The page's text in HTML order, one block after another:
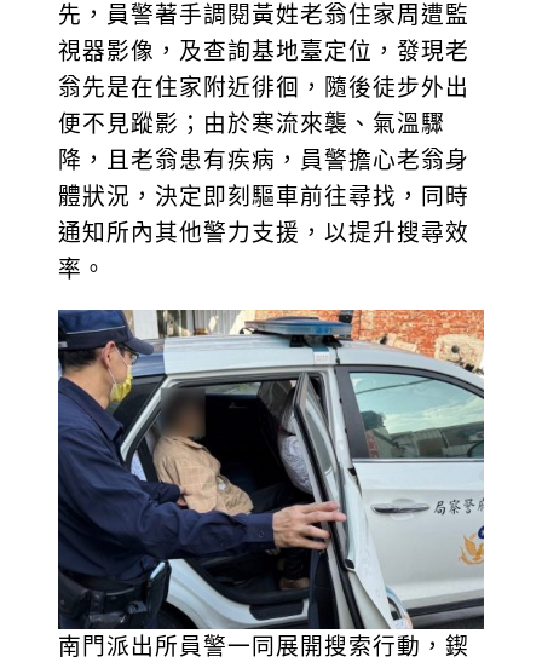
先，員警著手調閱黃姓老翁住家周遭監
視器影像，及查詢基地臺定位，發現老
翁先是在住家附近徘徊，隨後徒步外出
便不見蹤影；由於寒流來襲、氣溫驟
降，且老翁患有疾病，員警擔心老翁身
體狀況，決定即刻驅車前往尋找，同時
通知所內其他警力支援，以提升搜尋效
率。
南門派出所員警一同展開搜索行動，鍥